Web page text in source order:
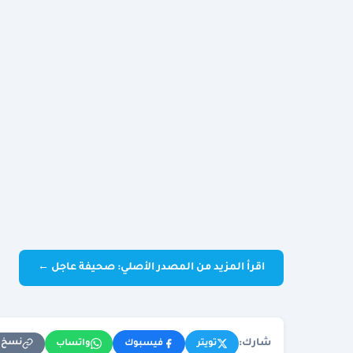
اقرأ المزيد من المصدر الأصلي: صحيفة عاجل ←
شارك: تويتر فيسبوك واتساب نسخ